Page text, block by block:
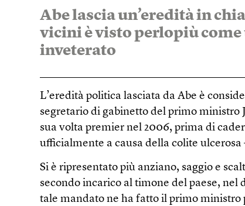
Abe lascia un’eredità in
vicini è visto perlopiù
inveterato
L’eredità politica lasciata da Abe è
segretario di gabinetto del primo ministro
sua volta premier nel 2006, prima di
ufficialmente a causa della colite ulcerosa
Si è ripresentato più anziano, saggio e
secondo incarico al timone del paese, nel
tale mandato ne ha fatto il primo ministro